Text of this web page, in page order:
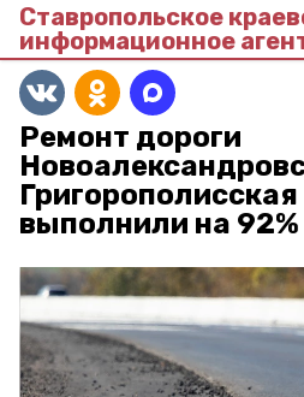
Ставропольское
информационное
Ремонт дороги
выполнили на 92%